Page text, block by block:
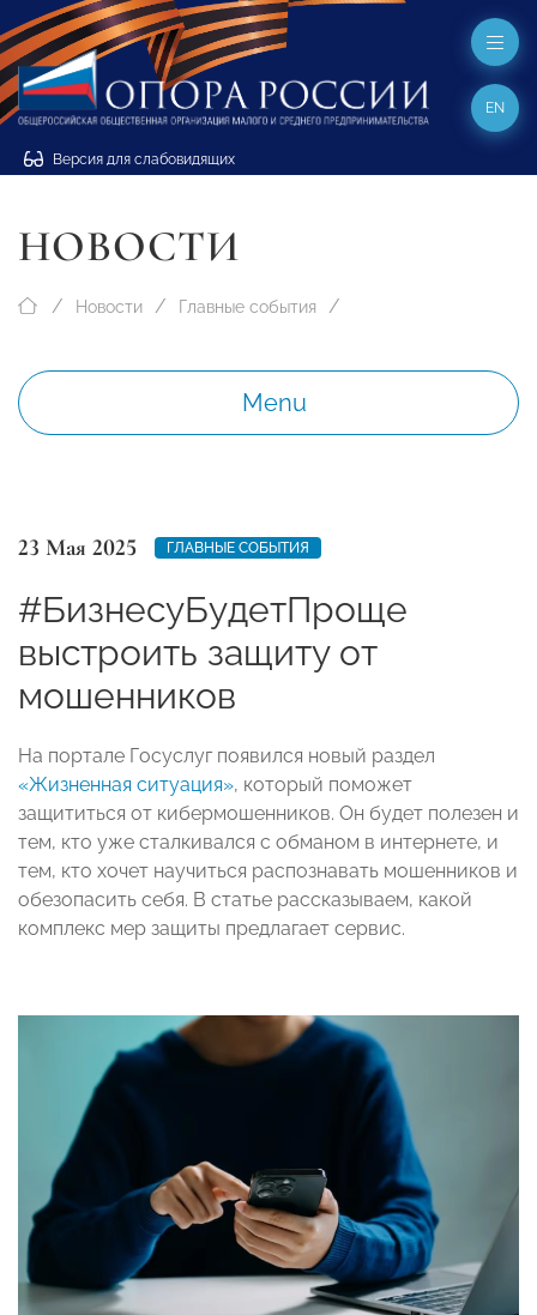
Версия для слабовидящих
EN
НОВОСТИ
Новости Главные события
Menu
23 Мая 2025 ГЛАВНЫЕ СОБЫТИЯ
#БизнесуБудетПроще
выстроить защиту от
мошенников
На портале Госуслуг появился новый раздел
«Жизненная ситуация», который поможет
защититься от кибермошенников. Он будет полезен и
тем, кто уже сталкивался с обманом в интернете, и
тем, кто хочет научиться распознавать мошенников и
обезопасить себя. В статье рассказываем, какой
комплекс мер защиты предлагает сервис.